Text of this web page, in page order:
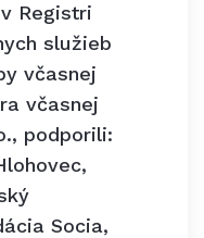
Registri
služieb
včasnej
včasnej
podporili:
Socia,